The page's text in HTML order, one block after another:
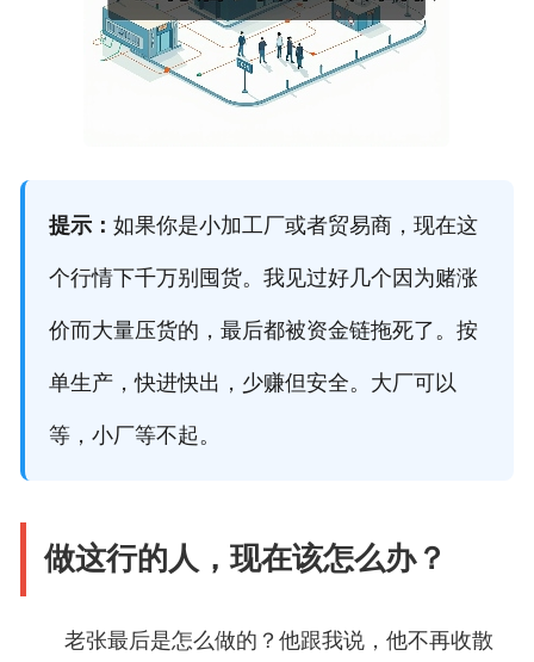
提示： 如果你是小加工厂或者贸易商，现在这
个行情下千万别囤货。我见过好几个因为赌涨
价而大量压货的，最后都被资金链拖死了。按
单生产，快进快出，少赚但安全。大厂可以
等，小厂等不起。
做这行的人，现在该怎么办？
老张最后是怎么做的？他跟我说，他不再收散